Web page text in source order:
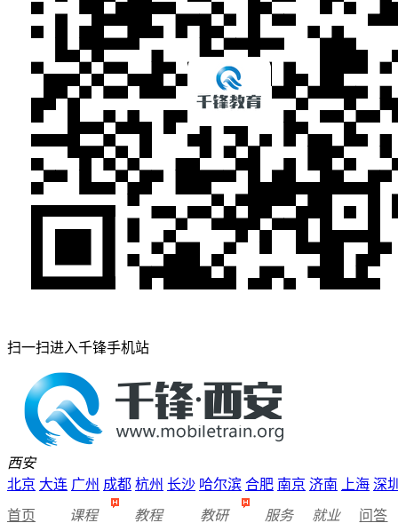
扫一扫进入千锋手机站
西安
北京 大连 广州 成都 杭州 长沙 哈尔滨 合肥 南京 济南 上海 深
首页 课程 教程 教研 服务 就业 问答